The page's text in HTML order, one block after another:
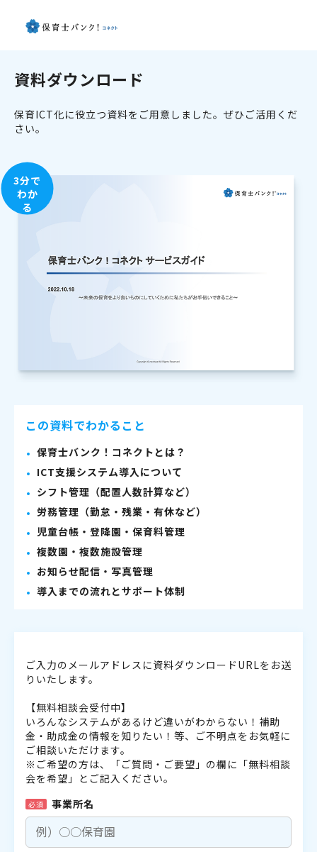
資料ダウンロード
保育ICT化に役立つ資料をご用意しました。ぜひご活用くだ
さい。
3分で
わか
る
この資料でわかること
保育士バンク！コネクトとは？
ICT支援システム導入について
シフト管理（配置人数計算など）
労務管理（勤怠・残業・有休など）
児童台帳・登降園・保育料管理
複数園・複数施設管理
お知らせ配信・写真管理
導入までの流れとサポート体制
ご入力のメールアドレスに資料ダウンロードURLをお送
りいたします。
【無料相談会受付中】
いろんなシステムがあるけど違いがわからない！補助
金・助成金の情報を知りたい！等、ご不明点をお気軽に
ご相談いただけます。
※ご希望の方は、「ご質問・ご要望」の欄に「無料相談
会を希望」とご記入ください。
必須 事業所名